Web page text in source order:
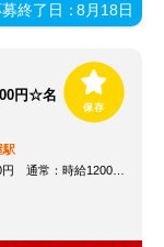
募終了日：8月18日
円☆名
駅
1200円～＋交通費全額支給